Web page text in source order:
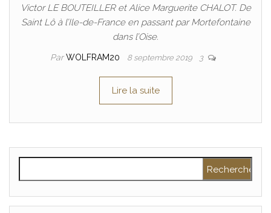
Victor LE BOUTEILLER et Alice Marguerite CHALOT. De
Saint Lô à l’Ile-de-France en passant par Mortefontaine
dans l’Oise.
ParWOLFRAM20 8 septembre 2019 3
Lire la suite